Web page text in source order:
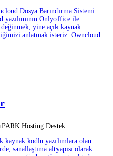
Dosya Barındırma Sistemi
yazılımının Onlyoffice ile
yine açık kaynak
anlatmak isteriz. Owncloud
Hosting Destek
kaynak kodlu yazılımlara olan
sanallaştıma altyapısı olarak